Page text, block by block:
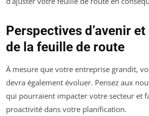
Perspectives d’avenir
de la feuille de route
À mesure que votre entreprise grandit,
devra également évoluer. Pensez aux
qui pourraient impacter votre secteur et
proactivité dans votre planification.